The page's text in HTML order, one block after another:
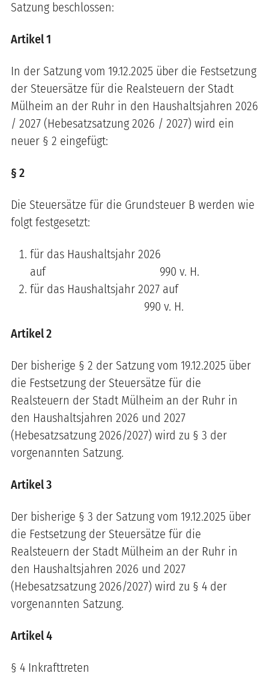
Satzung beschlossen:
Artikel 1
In der Satzung vom 19.12.2025 über die Festsetzung
der Steuersätze für die Realsteuern der Stadt
Mülheim an der Ruhr in den Haushaltsjahren 2026
/ 2027 (Hebesatzsatzung 2026 / 2027) wird ein
neuer § 2 eingefügt:
§ 2
Die Steuersätze für die Grundsteuer B werden wie
folgt festgesetzt:
für das Haushaltsjahr 2026
auf 990 v. H.
für das Haushaltsjahr 2027 auf
990 v. H.
Artikel 2
Der bisherige § 2 der Satzung vom 19.12.2025 über
die Festsetzung der Steuersätze für die
Realsteuern der Stadt Mülheim an der Ruhr in
den Haushaltsjahren 2026 und 2027
(Hebesatzsatzung 2026/2027) wird zu § 3 der
vorgenannten Satzung.
Artikel 3
Der bisherige § 3 der Satzung vom 19.12.2025 über
die Festsetzung der Steuersätze für die
Realsteuern der Stadt Mülheim an der Ruhr in
den Haushaltsjahren 2026 und 2027
(Hebesatzsatzung 2026/2027) wird zu § 4 der
vorgenannten Satzung.
Artikel 4
§ 4 Inkrafttreten